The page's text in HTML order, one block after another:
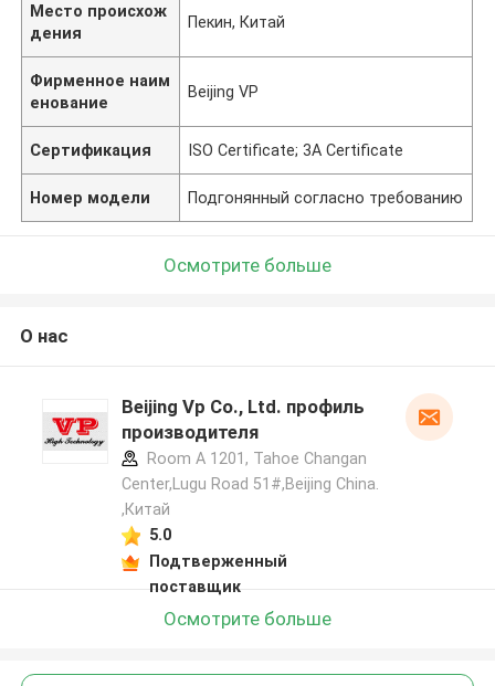
Место происхож
дения
Пекин, Китай
Фирменное наим
енование
Beijing VP
Сертификация ISO Certificate; 3A Certificate
Номер модели Подгонянный согласно требованию
Осмотрите больше
О нас
Beijing Vp Co., Ltd. профиль
производителя
Room A 1201, Tahoe Changan
Center,Lugu Road 51#,Beijing China.
,Китай
5.0
Подтверженный
поставщик
Осмотрите больше